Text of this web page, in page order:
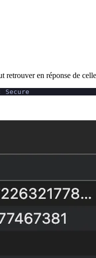
retrouver en réponse de
Secure